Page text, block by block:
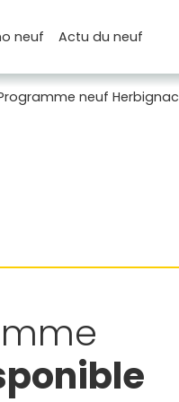
neuf Actudu neuf
neuf Herbignac